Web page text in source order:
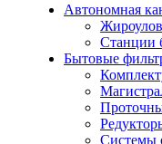
Автономная
Станции
Бытовые
Системы